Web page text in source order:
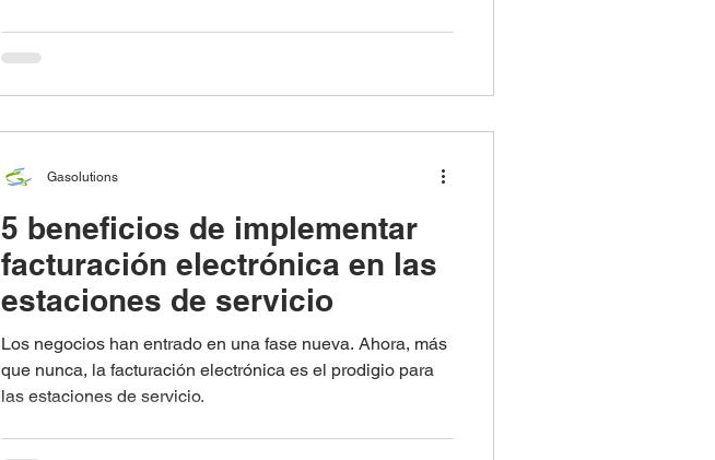
5 beneficios de implementar
facturación electrónica en las
estaciones de servicio
Los negocios han entrado en una fase nueva. Ahora, más
que nunca, la facturación electrónica es el prodigio para
las estaciones de servicio.
Gasolutions